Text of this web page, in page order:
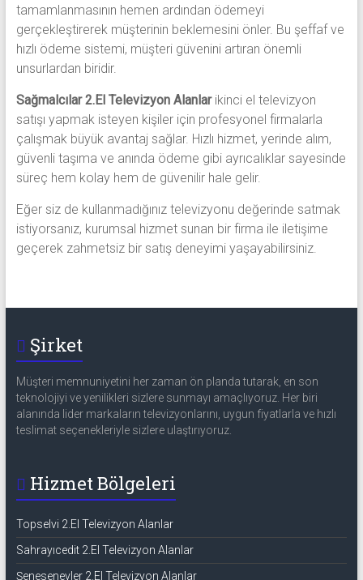
tamamlanmasının hemen ardından ödemeyi
gerçekleştirerek müşterinin beklemesini önler. Bu şeffaf ve
hızlı ödeme sistemi, müşteri güvenini artıran önemli
unsurlardan biridir.
Sağmalcılar 2.El Televizyon Alanlarikinci el televizyon
satışı yapmak isteyen kişiler için profesyonel firmalarla
çalışmak büyük avantaj sağlar. Hızlı hizmet, yerinde alım,
güvenli taşıma ve anında ödeme gibi ayrıcalıklar sayesinde
süreç hem kolay hem de güvenilir hale gelir.
Eğer siz de kullanmadığınız televizyonu değerinde satmak
istiyorsanız, kurumsal hizmet sunan bir firma ile iletişime
geçerek zahmetsiz bir satış deneyimi yaşayabilirsiniz.
Şirket
Müşteri memnuniyetini her zaman ön planda tutarak, en son
teknolojiyi ve yenilikleri sizlere sunmayı amaçlıyoruz. Her biri
alanında lider markaların televizyonlarını, uygun fiyatlarla ve hızlı
teslimat seçenekleriyle sizlere ulaştırıyoruz.
Hizmet Bölgeleri
Topselvi 2.El Televizyon Alanlar
Sahrayıcedit 2.El Televizyon Alanlar
Şenesenevler 2.El Televizyon Alanlar